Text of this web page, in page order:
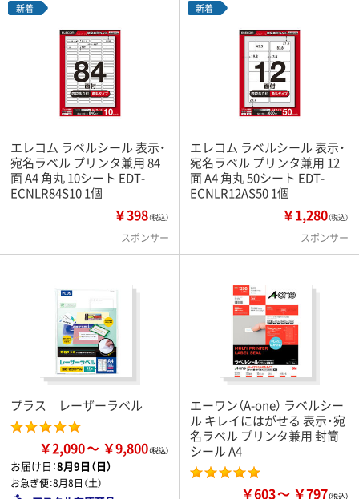
新着
エレコム ラベルシール 表示・
宛名ラベル プリンタ兼用 84
面 A4 角丸 10シート EDT-
ECNLR84S10 1個
￥398（税込）
スポンサー
新着
エレコム ラベルシール 表示・
宛名ラベル プリンタ兼用 12
面 A4 角丸 50シート EDT-
ECNLR12AS50 1個
￥1,280（税込）
スポンサー
プラス レーザーラベル
￥2,090 ￥9,800
お届け日：8月9日（日）
お急ぎ便：8月8日（土）
エーワン（A-one） ラベルシー
ル キレイにはがせる 表示・宛
名ラベル プリンタ兼用 封筒
シール A4
￥603 ￥797